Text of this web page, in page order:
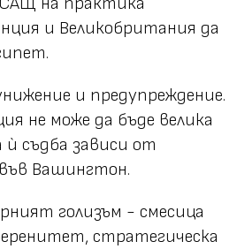
и Великобритания да
и предупреждение.
не може да бъде велика
ѝ съдба зависи от
Вашингтон.
голизъм - смесица
стратегическа